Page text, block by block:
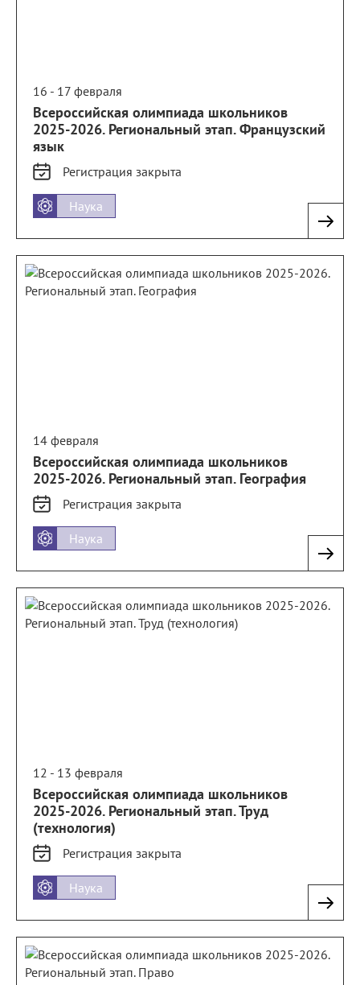
16 - 17 февраля
Всероссийская олимпиада школьников
2025-2026. Региональный этап. Французский
язык
Регистрация закрыта
Наука
14 февраля
Всероссийская олимпиада школьников
2025-2026. Региональный этап. География
Регистрация закрыта
Наука
12 - 13 февраля
Всероссийская олимпиада школьников
2025-2026. Региональный этап. Труд
(технология)
Регистрация закрыта
Наука